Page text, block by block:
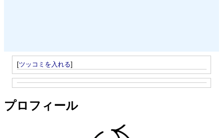
[ツッコミを入れる]
プロフィール